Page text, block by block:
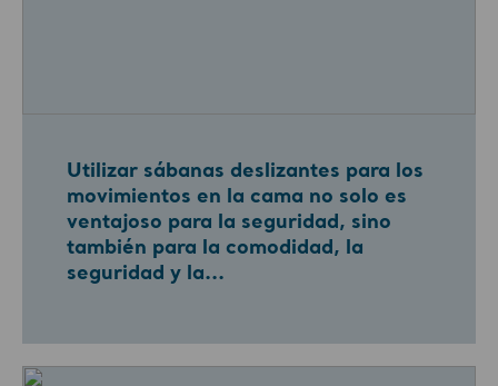
Utilizar sábanas deslizantes para los
movimientos en la cama no solo es
ventajoso para la seguridad, sino
también para la comodidad, la
seguridad y la...